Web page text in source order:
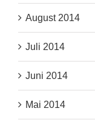
August 2014
Juli 2014
Juni 2014
Mai 2014